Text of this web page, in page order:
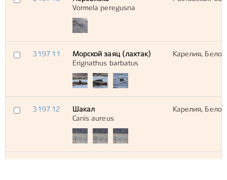
Vormela peregusna
319711
Морской заяц (лахтак)
Erignathus barbatus
Карелия,
319712
Шакал
Canis aureus
Карелия,